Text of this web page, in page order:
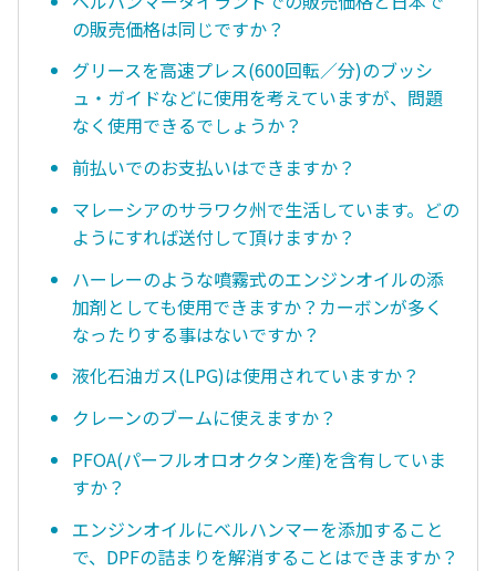
の販売価格は同じですか？
グリースを高速プレス(600回転／分)のブッシ
ュ・ガイドなどに使用を考えていますが、問題
なく使用できるでしょうか？
前払いでのお支払いはできますか？
マレーシアのサラワク州で生活しています。どの
ようにすれば送付して頂けますか？
ハーレーのような噴霧式のエンジンオイルの添
加剤としても使用できますか？カーボンが多く
なったりする事はないですか？
液化石油ガス(LPG)は使用されていますか？
クレーンのブームに使えますか？
PFOA(パーフルオロオクタン産)を含有していま
すか？
エンジンオイルにベルハンマーを添加すること
で、DPFの詰まりを解消することはできますか？